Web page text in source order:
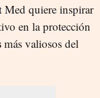
Med quiere inspirar
en la protección
más valiosos del